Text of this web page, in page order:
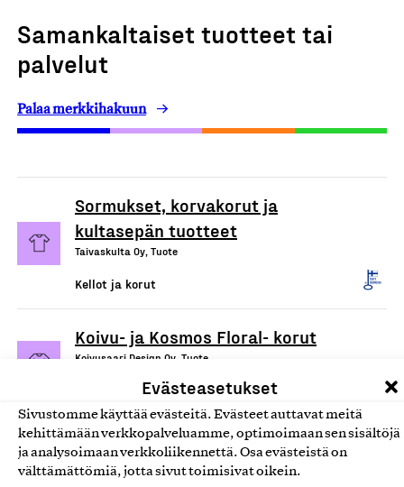
Evästeasetukset
Sivustomme käyttää evästeitä. Evästeet auttavat meitä
kehittämään verkkopalveluamme, optimoimaan sen sisältöjä
ja analysoimaan verkkoliikennettä. Osa evästeistä on
välttämättömiä, jotta sivut toimisivat oikein.
Samankaltaiset tuotteet tai
palvelut
Palaa merkkihakuun
Sormukset, korvakorut ja
kultasepän tuotteet
Taivaskulta Oy, Tuote
Kellot ja korut
Koivu- ja Kosmos Floral- korut
Koivusaari Design Oy, Tuote
Kellot ja korut
Suomessa käsityönä
valmistetut hartsikorut